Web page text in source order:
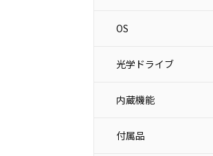
OS
光学ドライブ
内蔵機能
付属品